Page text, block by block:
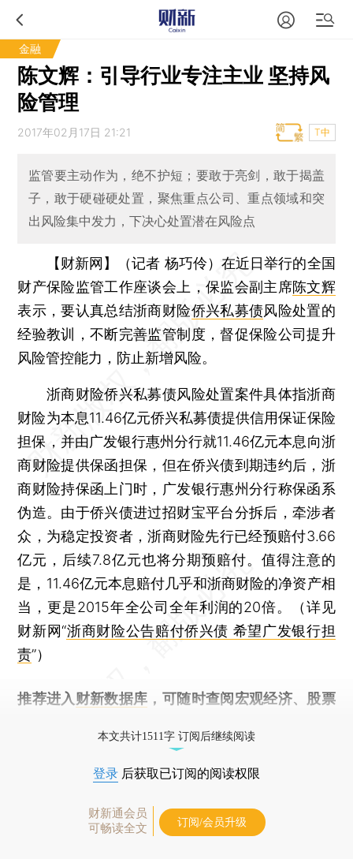
金融
陈文辉：引导行业专注主业 坚持风
险管理
2017年02月17日 21:21 T中
监管要主动作为，绝不护短；要敢于亮剑，敢于揭盖
子，敢于硬碰硬处置，聚焦重点公司、重点领域和突
出风险集中发力，下决心处置潜在风险点
【财新网】（记者 杨巧伶） 在近日举行的全国
财产保险监管工作座谈会上，保监会副主席陈文辉
表示，要认真总结浙商财险侨兴私募债风险处置的
经验教训，不断完善监管制度，督促保险公司提升
风险管控能力，防止新增风险。
浙商财险侨兴私募债风险处置案件具体指浙商
财险为本息11.46亿元侨兴私募债提供信用保证保险
担保，并由广发银行惠州分行就11.46亿元本息向浙
商财险提供保函担保，但在侨兴债到期违约后，浙
商财险持保函上门时，广发银行惠州分行称保函系
伪造。由于侨兴债进过招财宝平台分拆后，牵涉者
众，为稳定投资者，浙商财险先行已经预赔付3.66
亿元，后续7.8亿元也将分期预赔付。值得注意的
是，11.46亿元本息赔付几乎和浙商财险的净资产相
当，更是2015年全公司全年利润的20倍。（详见
财新网“浙商财险公告赔付侨兴债 希望广发银行担
责”）
推荐进入 财新数据库 ，可随时查阅宏观经济、股票
本文共计1511字 订阅后继续阅读
登录 后获取已订阅的阅读权限
财新通会员
可畅读全文
订阅/会员升级